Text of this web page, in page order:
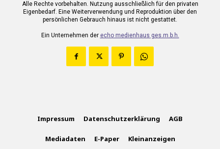
Alle Rechte vorbehalten. Nutzung ausschließlich für den privaten
Eigenbedarf. Eine Weiterverwendung und Reproduktion über den
persönlichen Gebrauch hinaus ist nicht gestattet.
Ein Unternehmen der echo medienhaus ges.m.b.h.
Impressum Datenschutzerklärung AGB
Mediadaten E-Paper Kleinanzeigen